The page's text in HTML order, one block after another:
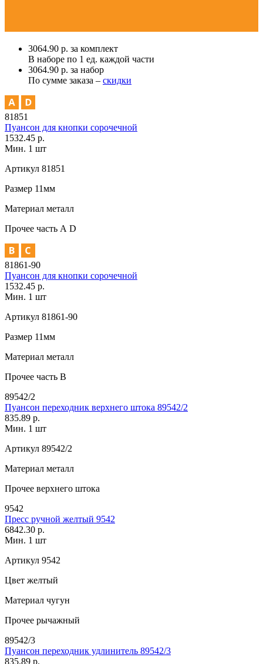
3064.90 р. за комплект
В наборе по 1 ед. каждой части
3064.90 р. за набор
По сумме заказа – скидки
81851
Пуансон для кнопки сорочечной
1532.45 р.
Мин. 1 шт
Артикул 81851
Размер 11мм
Материал металл
Прочее часть А D
81861-90
Пуансон для кнопки сорочечной
1532.45 р.
Мин. 1 шт
Артикул 81861-90
Размер 11мм
Материал металл
Прочее часть В
89542/2
Пуансон переходник верхнего штока 89542/2
835.89 р.
Мин. 1 шт
Артикул 89542/2
Материал металл
Прочее верхнего штока
9542
Пресс ручной желтый 9542
6842.30 р.
Мин. 1 шт
Артикул 9542
Цвет желтый
Материал чугун
Прочее рычажный
89542/3
Пуансон переходник удлинитель 89542/3
835.89 р.